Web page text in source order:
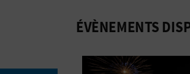
ÉVÈNEMENTS